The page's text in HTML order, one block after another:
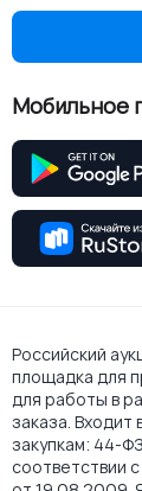
Мобильное
Российский
площадка для
для работы в
заказа.
закупкам: 44-
соответствии